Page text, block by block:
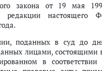
закона от 19 мая
настоящего
поданных в суд до
лицами, состоящими
в соответствии